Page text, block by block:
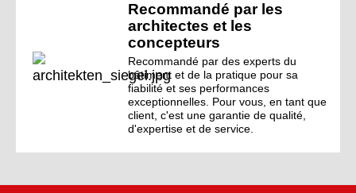
Recommandé par les
architectes et les
concepteurs
Recommandé par des experts du
bâtiment et de la pratique pour sa
fiabilité et ses performances
exceptionnelles. Pour vous, en tant que
client, c'est une garantie de qualité,
d'expertise et de service.